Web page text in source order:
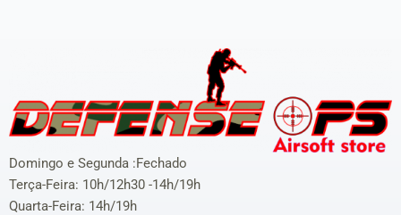
Domingo e Segunda :Fechado
Terça-Feira: 10h/12h30 -14h/19h
Quarta-Feira: 14h/19h